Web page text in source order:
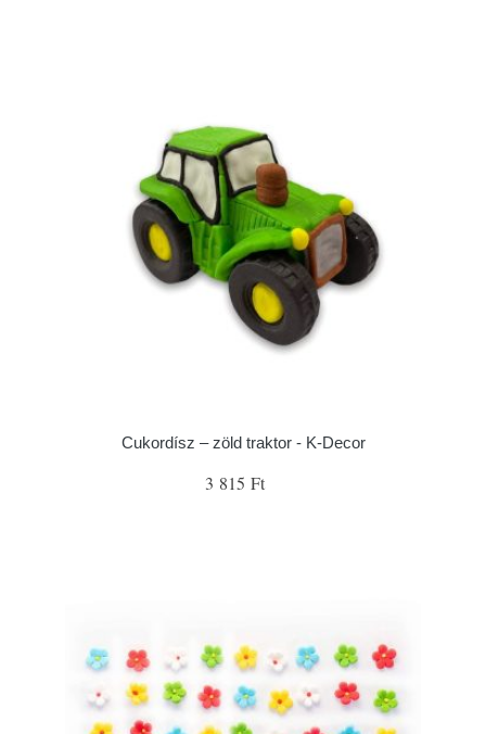
Cukordísz – zöld traktor - K-Decor
3 815 Ft